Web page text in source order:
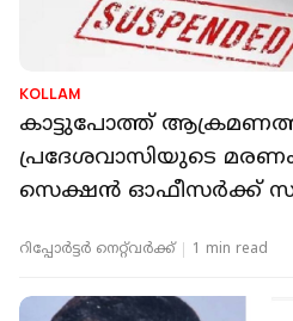
KOLLAM
കാട്ടുപോത്ത്
പ്രദേശവാസിയുടെ
സെക്ഷന്‍ ഓഫീസര്‍ക്ക്
റിപ്പോർട്ടർ നെറ്റ്‌വര്‍ക്ക്‌ 1 min read